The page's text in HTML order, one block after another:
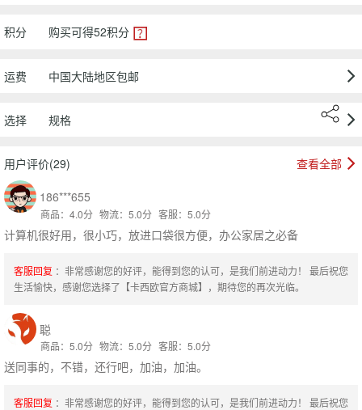
积分 购买可得52积分
运费 中国大陆地区包邮
选择 规格
用户评价(29) 查看全部
186***655
商品：4.0分 物流：5.0分 客服：5.0分
计算机很好用，很小巧，放进口袋很方便，办公家居之必备
客服回复 ：非常感谢您的好评，能得到您的认可，是我们前进动力！ 最后祝您
生活愉快，感谢您选择了【卡西欧官方商城】，期待您的再次光临。
聪
商品：5.0分 物流：5.0分 客服：5.0分
送同事的，不错，还行吧，加油，加油。
客服回复 ：非常感谢您的好评，能得到您的认可，是我们前进动力！ 最后祝您